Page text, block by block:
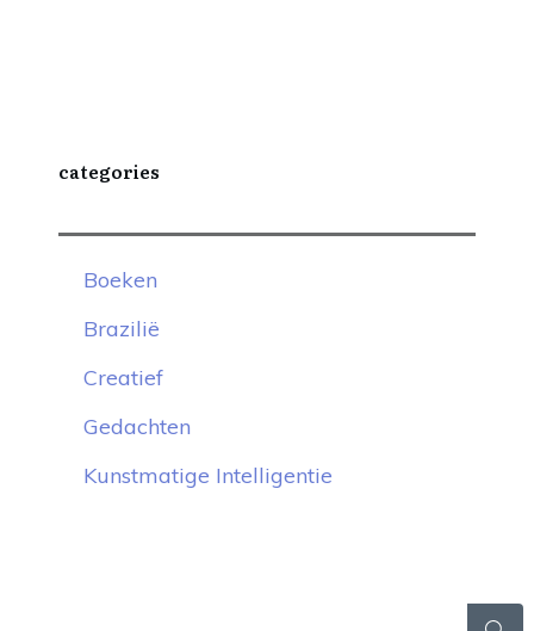
categories
Boeken
Brazilië
Creatief
Gedachten
Kunstmatige Intelligentie